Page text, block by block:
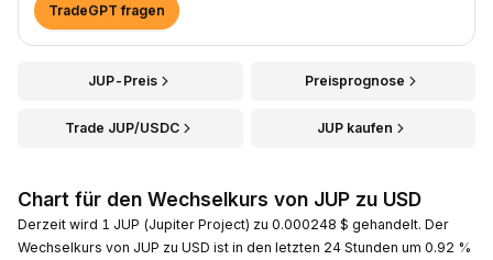
TradeGPT fragen
JUP-Preis Preisprognose
Trade JUP/USDC JUP kaufen
Chart für den Wechselkurs von JUP zu USD
Derzeit wird 1 JUP (Jupiter Project) zu 0.000248 $ gehandelt. Der
Wechselkurs von JUP zu USD ist in den letzten 24 Stunden um 0.92 %